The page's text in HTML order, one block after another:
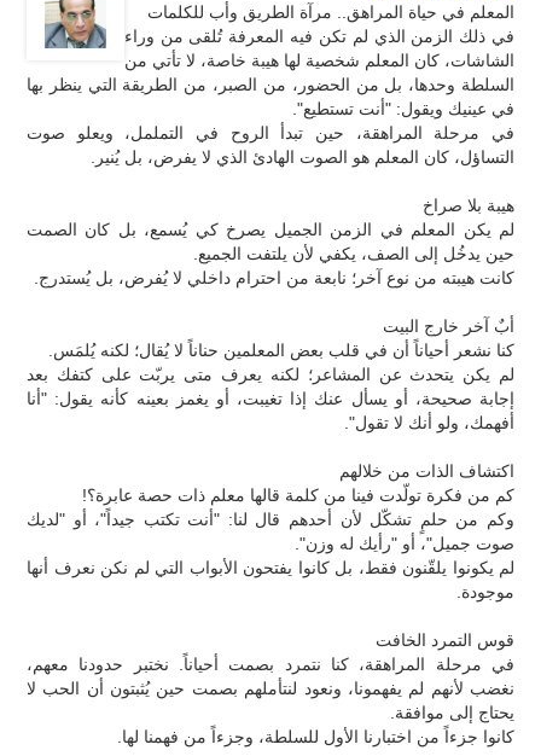
المعلم في حياة المراهق.. مرآة الطريق وأب للكلمات
في ذلك الزمن الذي لم تكن فيه المعرفة تُلقى من وراء
الشاشات، كان المعلم شخصية لها هيبة خاصة، لا تأتي من
السلطة وحدها، بل من الحضور، من الصبر، من الطريقة التي ينظر بها
في عينيك ويقول: "أنت تستطيع".
في مرحلة المراهقة، حين تبدأ الروح في التململ، ويعلو صوت
التساؤل، كان المعلم هو الصوت الهادئ الذي لا يفرض، بل يُنير.
هيبة بلا صراخ
لم يكن المعلم في الزمن الجميل يصرخ كي يُسمع، بل كان الصمت
حين يدخُل إلى الصف، يكفي لأن يلتفت الجميع.
كانت هيبته من نوع آخر؛ نابعة من احترام داخلي لا يُفرض، بل يُستدرج.
أبٌ آخر خارج البيت
كنا نشعر أحياناً أن في قلب بعض المعلمين حناناً لا يُقال؛ لكنه يُلمَس.
لم يكن يتحدث عن المشاعر؛ لكنه يعرف متى يربّت على كتفك بعد
إجابة صحيحة، أو يسأل عنك إذا تغيبت، أو يغمز بعينه كأنه يقول: "أنا
أفهمك، ولو أنك لا تقول".
اكتشاف الذات من خلالهم
كم من فكرة تولّدت فينا من كلمة قالها معلم ذات حصة عابرة؟!
وكم من حلمٍ تشكّل لأن أحدهم قال لنا: "أنت تكتب جيداً"، أو "لديك
صوت جميل"، أو "رأيك له وزن".
لم يكونوا يلقّنون فقط، بل كانوا يفتحون الأبواب التي لم نكن نعرف أنها
موجودة.
قوس التمرد الخافت
في مرحلة المراهقة، كنا نتمرد بصمت أحياناً. نختبر حدودنا معهم،
نغضب لأنهم لم يفهمونا، ونعود لنتأملهم بصمت حين يُثبتون أن الحب لا
يحتاج إلى موافقة.
كانوا جزءاً من اختبارنا الأول للسلطة، وجزءاً من فهمنا لها.